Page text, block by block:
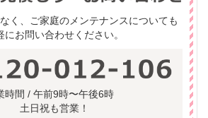
く、ご家庭のメンテナンスについても
にお問い合わせください。
時間 / 午前9時〜午後6時
土日祝も営業！